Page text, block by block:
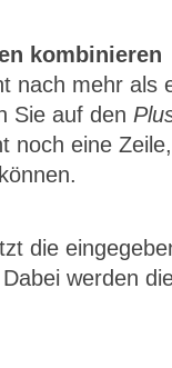
kombinieren
nach mehr als
Sie auf den
noch eine
die
werden